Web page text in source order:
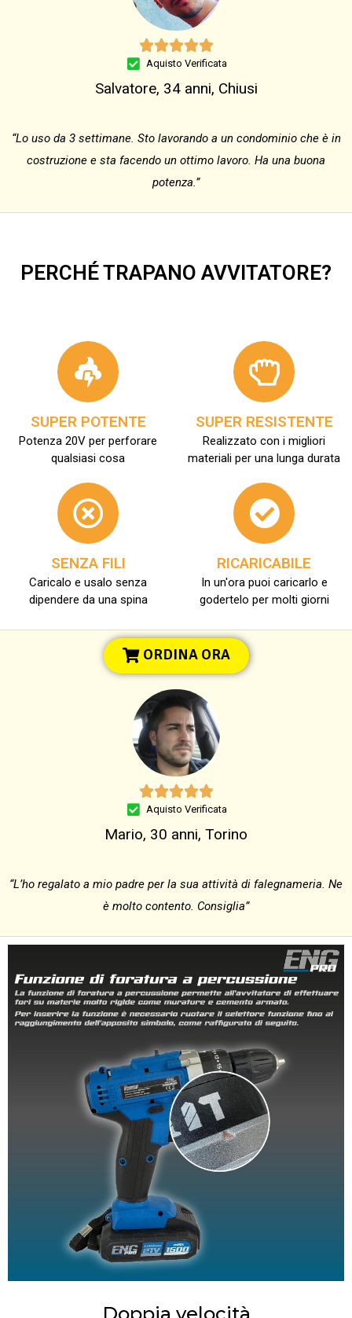

Aquisto Verificata
Salvatore, 34 anni, Chiusi
“Lo uso da 3 settimane. Sto lavorando a un condominio che è in
costruzione e sta facendo un ottimo lavoro. Ha una buona
potenza.”
PERCHÉ TRAPANO AVVITATORE?
SUPER POTENTE
Potenza 20V per perforare
qualsiasi cosa
SUPER RESISTENTE
Realizzato con i migliori
materiali per una lunga durata
SENZA FILI
Caricalo e usalo senza
dipendere da una spina
RICARICABILE
In un'ora puoi caricarlo e
godertelo per molti giorni
ORDINA ORA

Aquisto Verificata
Mario, 30 anni, Torino
“L’ho regalato a mio padre per la sua attività di falegnameria. Ne
è molto contento. Consiglia”